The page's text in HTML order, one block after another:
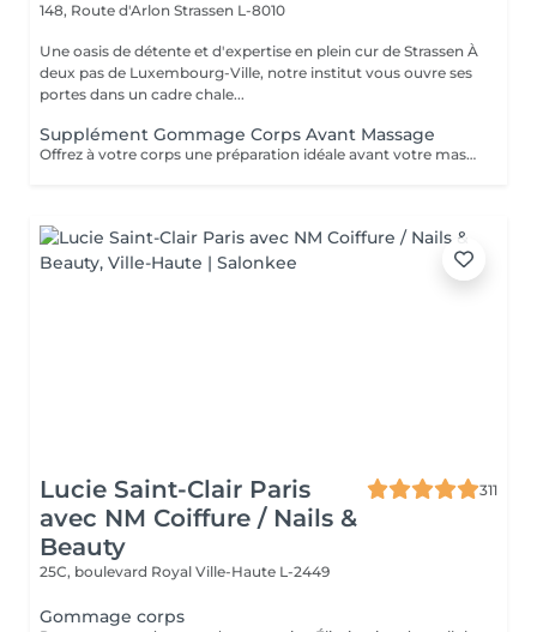
148, Route d'Arlon Strassen L-8010
Une oasis de détente et d'expertise en plein cur de Strassen À
deux pas de Luxembourg-Ville, notre institut vous ouvre ses
portes dans un cadre chale...
Supplément Gommage Corps Avant Massage
Offrez à votre corps une préparation idéale avant votre massage grâce à notre gommage corps exfoliant. Ce soin permet d'éliminer en douceur les cellules mortes, d'affiner le grain de peau et de stimuler la circulation, afin de maximiser les bienfaits du massage. La peau est plus lisse, plus douce et absorbe mieux les huiles et actifs utilisés pendant le massage.
Lucie Saint-Clair Paris
avec NM Coiffure / Nails &
Beauty
311
25C, boulevard Royal Ville-Haute L-2449
Gommage corps